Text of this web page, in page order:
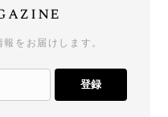
をお届けします。
登録